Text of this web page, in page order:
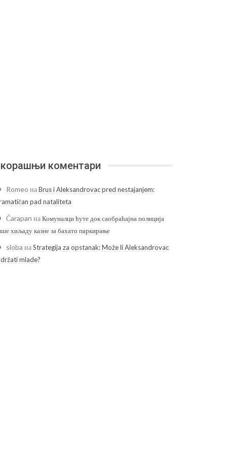
коментари
Romeo наBrus i Aleksandrovac pred nestajanjem:
pad nataliteta
Čarapan наКомуналци ћуте док саобраћајна полиција
хиљаду казне за бахато паркирање
sloba наStrategija za opstanak: Može li Aleksandrovac
mlade?